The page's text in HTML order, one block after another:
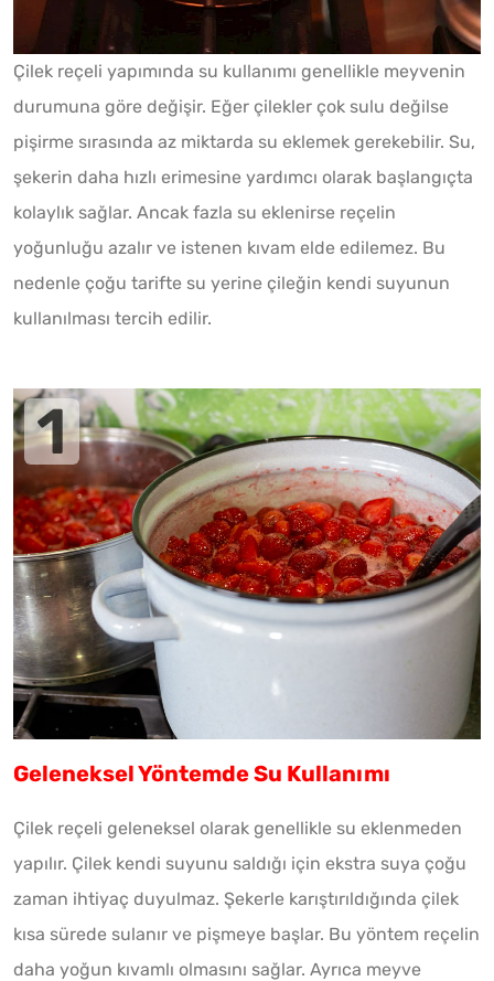
Çilek reçeli yapımında su kullanımı genellikle meyvenin
durumuna göre değişir. Eğer çilekler çok sulu değilse
pişirme sırasında az miktarda su eklemek gerekebilir. Su,
şekerin daha hızlı erimesine yardımcı olarak başlangıçta
kolaylık sağlar. Ancak fazla su eklenirse reçelin
yoğunluğu azalır ve istenen kıvam elde edilemez. Bu
nedenle çoğu tarifte su yerine çileğin kendi suyunun
kullanılması tercih edilir.
Geleneksel Yöntemde Su Kullanımı
Çilek reçeli geleneksel olarak genellikle su eklenmeden
yapılır. Çilek kendi suyunu saldığı için ekstra suya çoğu
zaman ihtiyaç duyulmaz. Şekerle karıştırıldığında çilek
kısa sürede sulanır ve pişmeye başlar. Bu yöntem reçelin
daha yoğun kıvamlı olmasını sağlar. Ayrıca meyve